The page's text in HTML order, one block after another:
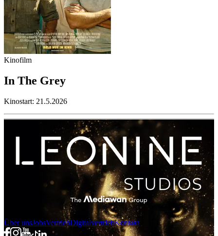
Kinofilm
In The Grey
Kinostart: 21.5.2026
Über unsJobsVertriebDigitalvertriebKontakt